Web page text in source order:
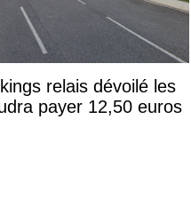
relais dévoilé les
payer 12,50 euros